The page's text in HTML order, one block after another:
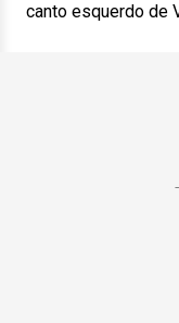
canto esquerdo de